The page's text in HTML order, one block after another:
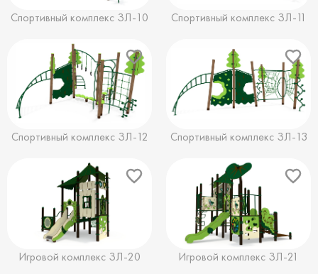
Спортивный комплекс ЗЛ-10 Спортивный комплекс ЗЛ-11
Спортивный комплекс ЗЛ-12 Спортивный комплекс ЗЛ-13
Игровой комплекс ЗЛ-20 Игровой комплекс ЗЛ-21